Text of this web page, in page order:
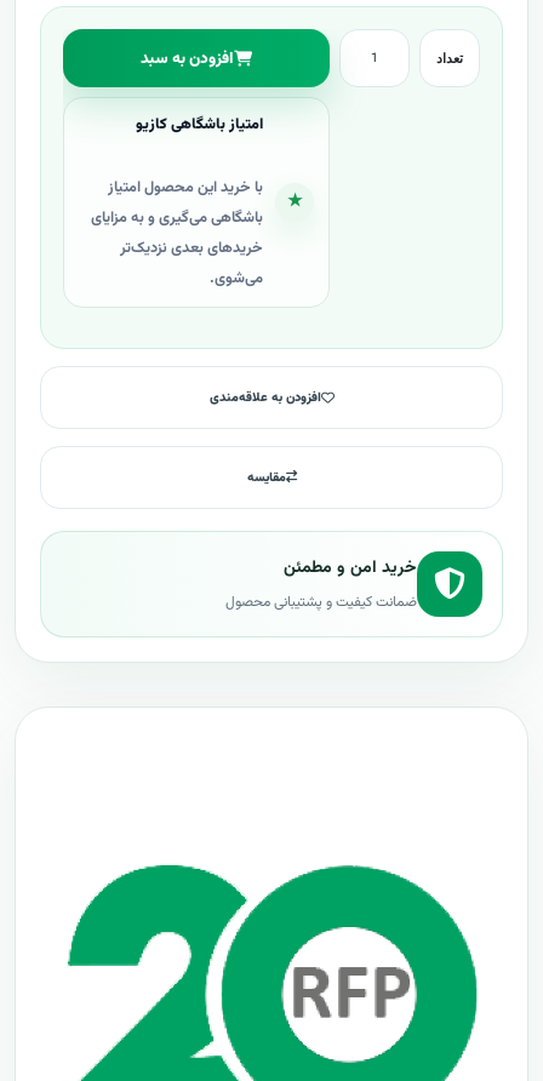
تعداد افزودن به سبد
★
امتیاز باشگاهی کازیو
با خرید این محصول امتیاز
باشگاهی می‌گیری و به مزایای
خریدهای بعدی نزدیک‌تر
می‌شوی.
افزودن به علاقه‌مندی
مقایسه
خرید امن و مطمئن
ضمانت کیفیت و پشتیبانی محصول